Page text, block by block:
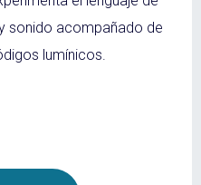
sonido acompañado de
lumínicos.